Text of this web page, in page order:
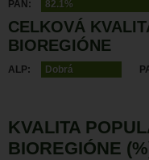
PAN:
82.1%
CELKOVÁ
BIOREGIÓNE
ALP: Dobrá
KVALITA
BIOREGIÓNE